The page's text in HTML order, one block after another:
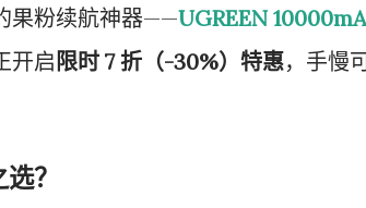
果粉续航神器——UGREEN
开启 限时 7 折（-30%）特惠，手慢
？